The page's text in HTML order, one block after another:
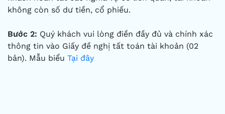
không còn số dư tiền, cổ phiếu.
Bước 2: Quý khách vui lòng điền đầy đủ và chính xác
thông tin vào Giấy đề nghị tất toán tài khoản (02
bản). Mẫu biểu Tại đây